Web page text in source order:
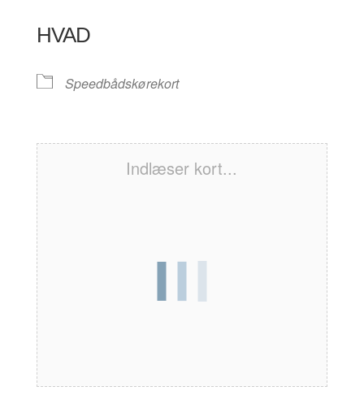
HVAD
Speedbådskørekort
Indlæser kort...